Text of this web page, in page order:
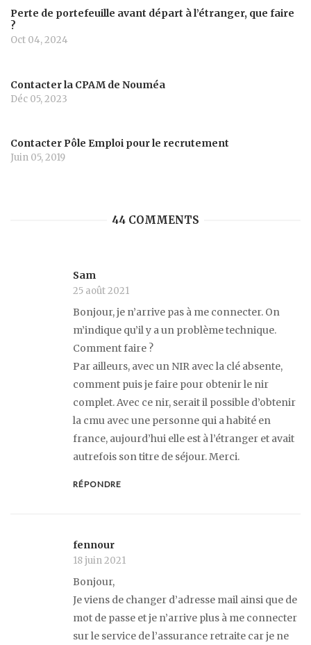
Perte de portefeuille avant départ à l’étranger, que faire
?
Oct 04, 2024
Contacter la CPAM de Nouméa
Déc 05, 2023
Contacter Pôle Emploi pour le recrutement
Juin 05, 2019
44 COMMENTS
Sam
25 août 2021
Bonjour, je n’arrive pas à me connecter. On
m’indique qu’il y a un problème technique.
Comment faire ?
Par ailleurs, avec un NIR avec la clé absente,
comment puis je faire pour obtenir le nir
complet. Avec ce nir, serait il possible d’obtenir
la cmu avec une personne qui a habité en
france, aujourd’hui elle est à l’étranger et avait
autrefois son titre de séjour. Merci.
RÉPONDRE
fennour
18 juin 2021
Bonjour,
Je viens de changer d’adresse mail ainsi que de
mot de passe et je n’arrive plus à me connecter
sur le service de l’assurance retraite car je ne